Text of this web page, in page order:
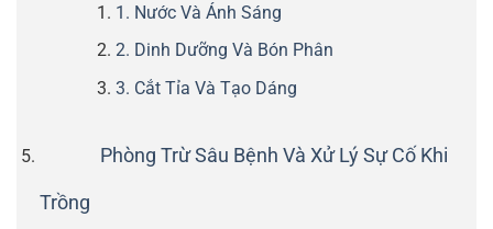
1. Nước Và Ánh Sáng
2. Dinh Dưỡng Và Bón Phân
3. Cắt Tỉa Và Tạo Dáng
Phòng Trừ Sâu Bệnh Và Xử Lý Sự Cố Khi
Trồng